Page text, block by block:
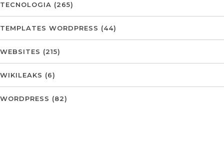
TECNOLOGIA (265)
TEMPLATES WORDPRESS (44)
WEBSITES (215)
WIKILEAKS (6)
WORDPRESS (82)